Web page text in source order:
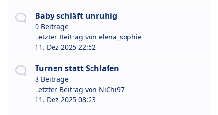
Baby schläft unruhig
0 Beiträge
Letzter Beitrag von elena_sophie
11. Dez 2025 22:52
Turnen statt Schlafen
8 Beiträge
Letzter Beitrag von NiChi97
11. Dez 2025 08:23